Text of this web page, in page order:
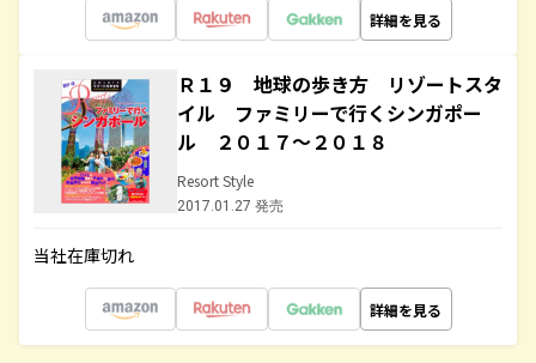
詳細を見る
Ｒ１９ 地球の歩き方 リゾートスタ
イル ファミリーで行くシンガポー
ル ２０１７～２０１８
Resort Style
2017.01.27 発売
当社在庫切れ
詳細を見る